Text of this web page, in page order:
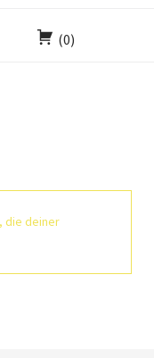
(0)
die deiner